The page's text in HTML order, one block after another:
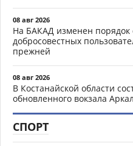
08 авг 2026
На БАКАД изменен порядок
добросовестных
прежней
08 авг 2026
В Костанайской области
обновленного вокзала
СПОРТ